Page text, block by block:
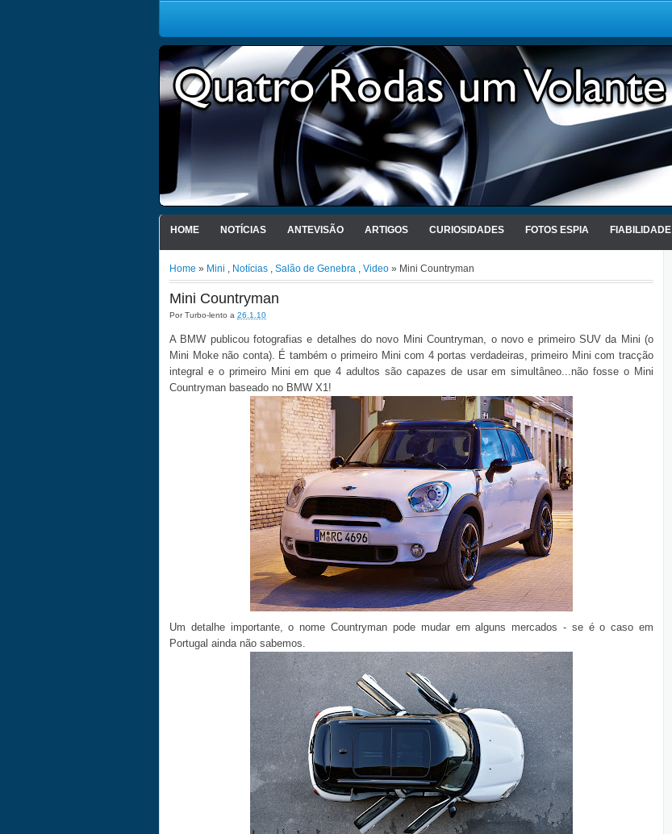
HOME NOTÍCIAS ANTEVISÃO ARTIGOS CURIOSIDADES FOTOS ESPIA FIABILIDADE
Home » Mini , Notícias , Salão de Genebra , Video » Mini Countryman
Mini Countryman
PorTurbo-lento a 26.1.10
A BMW publicou fotografias e detalhes do novo Mini Countryman, o novo e primeiro SUV da Mini (o
Mini Moke não conta). É também o primeiro Mini com 4 portas verdadeiras, primeiro Mini com tracção
integral e o primeiro Mini em que 4 adultos são capazes de usar em simultâneo...não fosse o Mini
Countryman baseado no BMW X1!
Um detalhe importante, o nome Countryman pode mudar em alguns mercados - se é o caso em
Portugal ainda não sabemos.